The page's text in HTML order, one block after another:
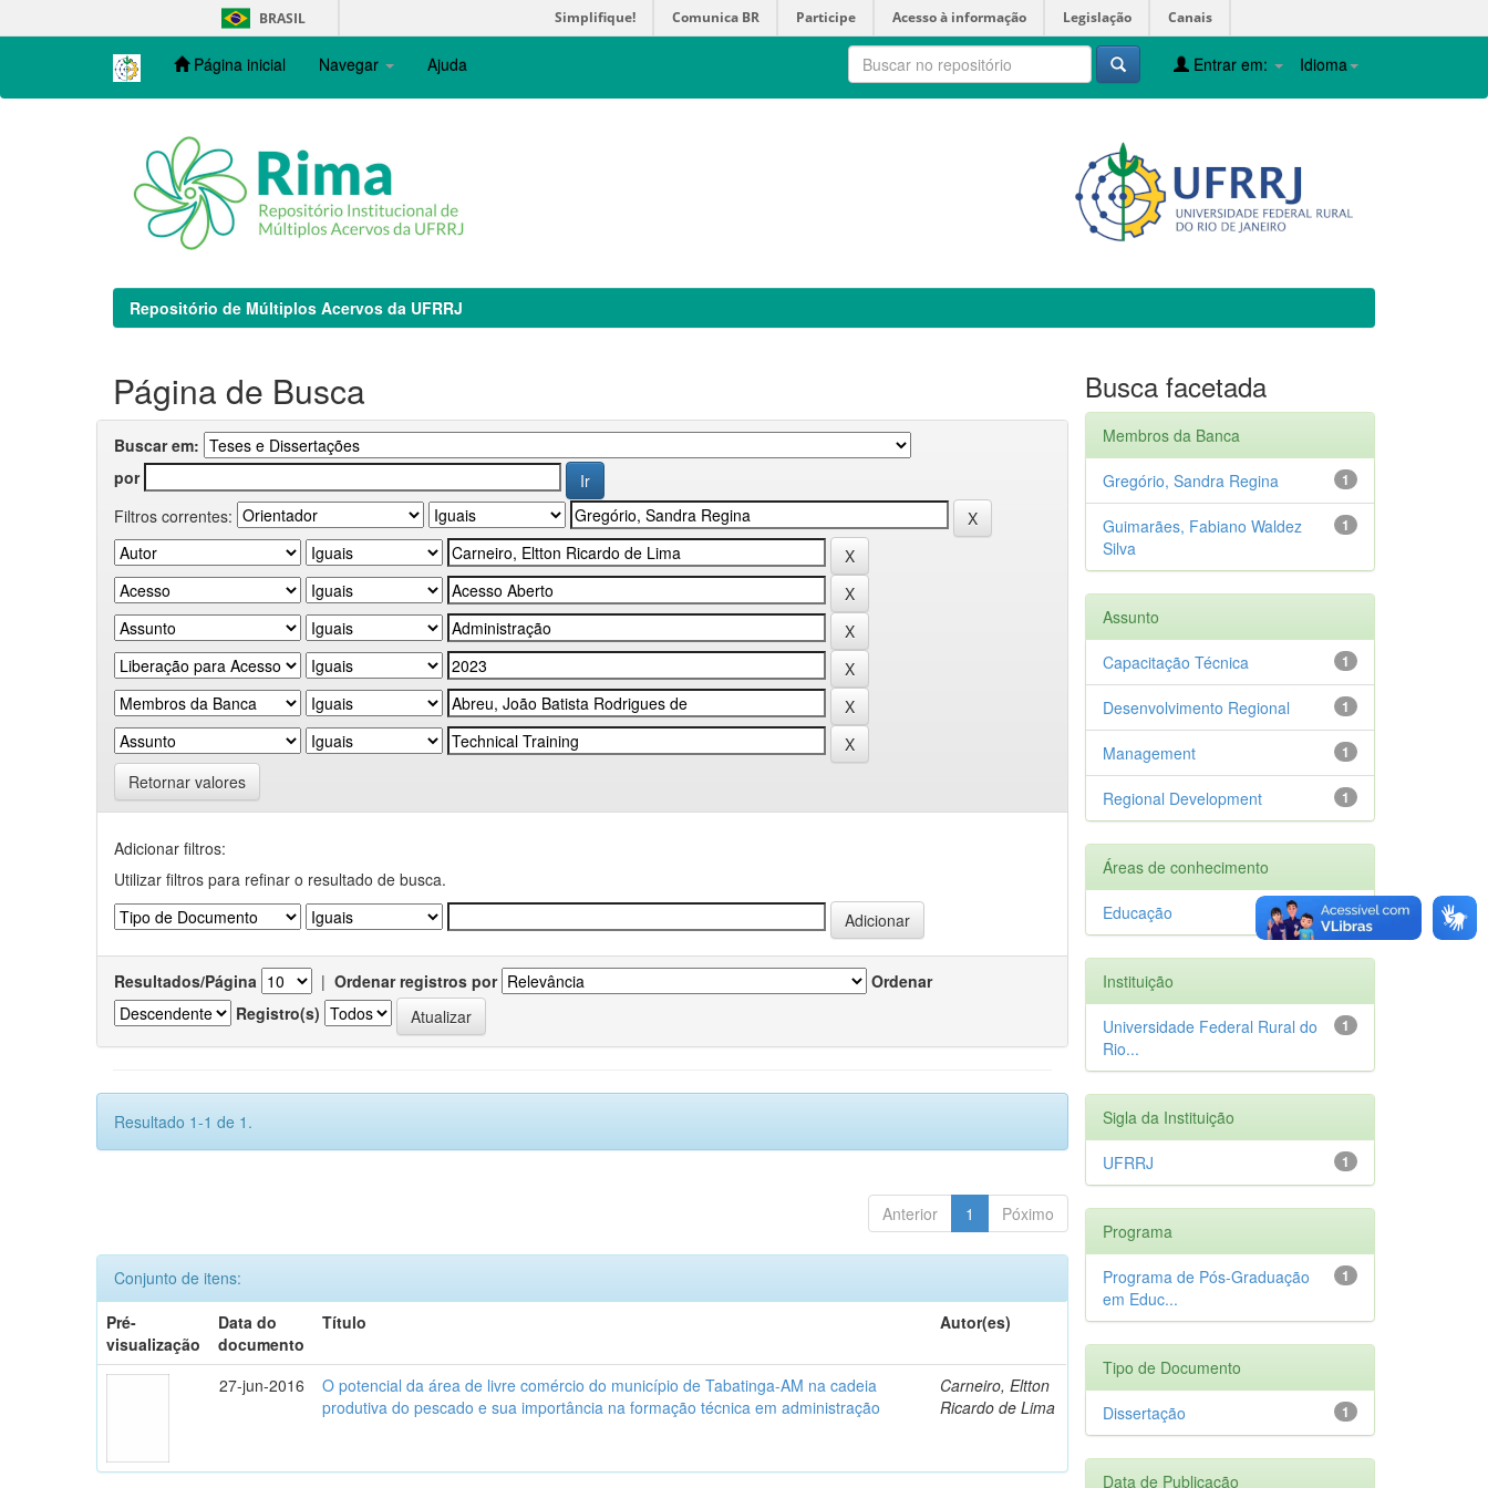
navigation
BRASIL Simplifique! Comunica BR Participe Acesso à informação Legislação Canais
Página inicial Navegar Ajuda Idioma
Entrar em:
Repositório de Múltiplos Acervos da UFRRJ
Página de Busca
Buscar em:
por
Filtros correntes:
Retornar valores
Adicionar filtros:
Utilizar filtros para refinar o resultado de busca.
Resultados/Página | Ordenar registros por
Ordenar
Registro(s)
Resultado 1-1 de 1.
Anterior 1 Póximo
Conjunto de itens:
Pré-
visualização
Data do
documento
Título Autor(es)
27-jun-2016
O potencial da área de livre comércio do município de Tabatinga-AM na cadeia
produtiva do pescado e sua importância na formação técnica em administração
Carneiro, Eltton
Ricardo de Lima
Busca facetada
Membros da Banca
1
Gregório, Sandra Regina
1
Guimarães, Fabiano Waldez
Silva
Assunto
1
Capacitação Técnica
1
Desenvolvimento Regional
1
Management
1
Regional Development
Áreas de conhecimento
1
Educação
Instituição
1
Universidade Federal Rural do
Rio...
Sigla da Instituição
1
UFRRJ
Programa
1
Programa de Pós-Graduação
em Educ...
Tipo de Documento
1
Dissertação
Data de Publicação